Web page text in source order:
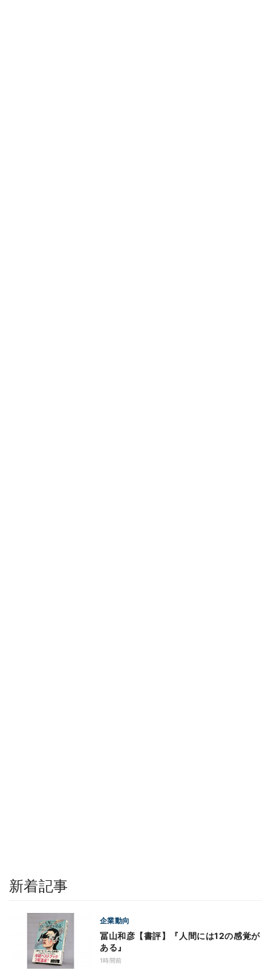
新着記事
企業動向
冨山和彦【書評】『人間には12の感覚が
ある』
1時間前